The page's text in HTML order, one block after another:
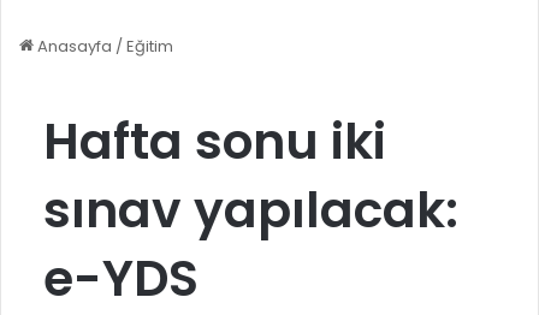
Anasayfa / Eğitim
Hafta sonu iki
sınav yapılacak:
e-YDS